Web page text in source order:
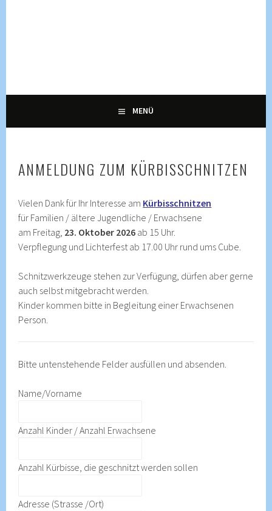
KULTURZENTRUM
ENNETBADEN
MENÜ
ANMELDUNG ZUM KÜRBISSCHNITZEN
Vielen Dank für Ihr Interesse am Kürbisschnitzen
für Familien / ältere Jugendliche / Erwachsene
am Freitag, 23. Oktober 2026 ab 15 Uhr.
Verpflegung und Lichterfest ab 17.00 Uhr rund ums Cube.
Schnitzwerkzeuge stehen zur Verfügung, dürfen aber gerne
auch selbst mitgebracht werden.
Kinder kommen bitte in Begleitung einer Erwachsenen
Person.
Bitte untenstehende Felder ausfüllen und absenden.
Name/Vorname
Anzahl Kinder / Anzahl Erwachsene
Anzahl Kürbisse, die geschnitzt werden sollen
Adresse (Strasse /Ort)